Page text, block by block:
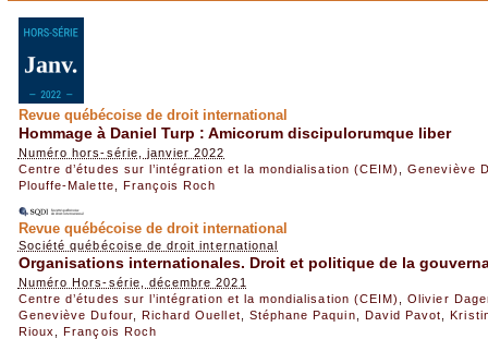
Revue québécoise de droit international
Hommage à Daniel Turp : Amicorum discipulorumque liber
Numéro hors-série, janvier 2022
Centre d’études sur l’intégration et la mondialisation (CEIM)
,Geneviève
Plouffe-Malette
François Roch
Revue québécoise de droit international
Société québécoise de droit international
Organisations internationales. Droit et politique de la
Numéro Hors-série, décembre 2021
Centre d’études sur l’intégration et la mondialisation (CEIM)
,Olivier
Geneviève Dufour, Richard Ouellet Stéphane Paquin David Pavot ,
Rioux
,François Roch